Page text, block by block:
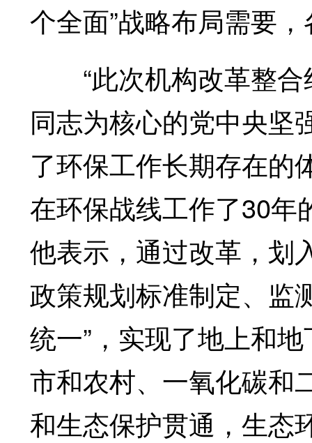
个全面”战略布局需要
“此次机构改革整合
同志为核心的党中央坚
了环保工作长期存在的
在环保战线工作了30年
他表示，通过改革，划
政策规划标准制定、监
统一”，实现了地上和
市和农村、一氧化碳和
和生态保护贯通，生态